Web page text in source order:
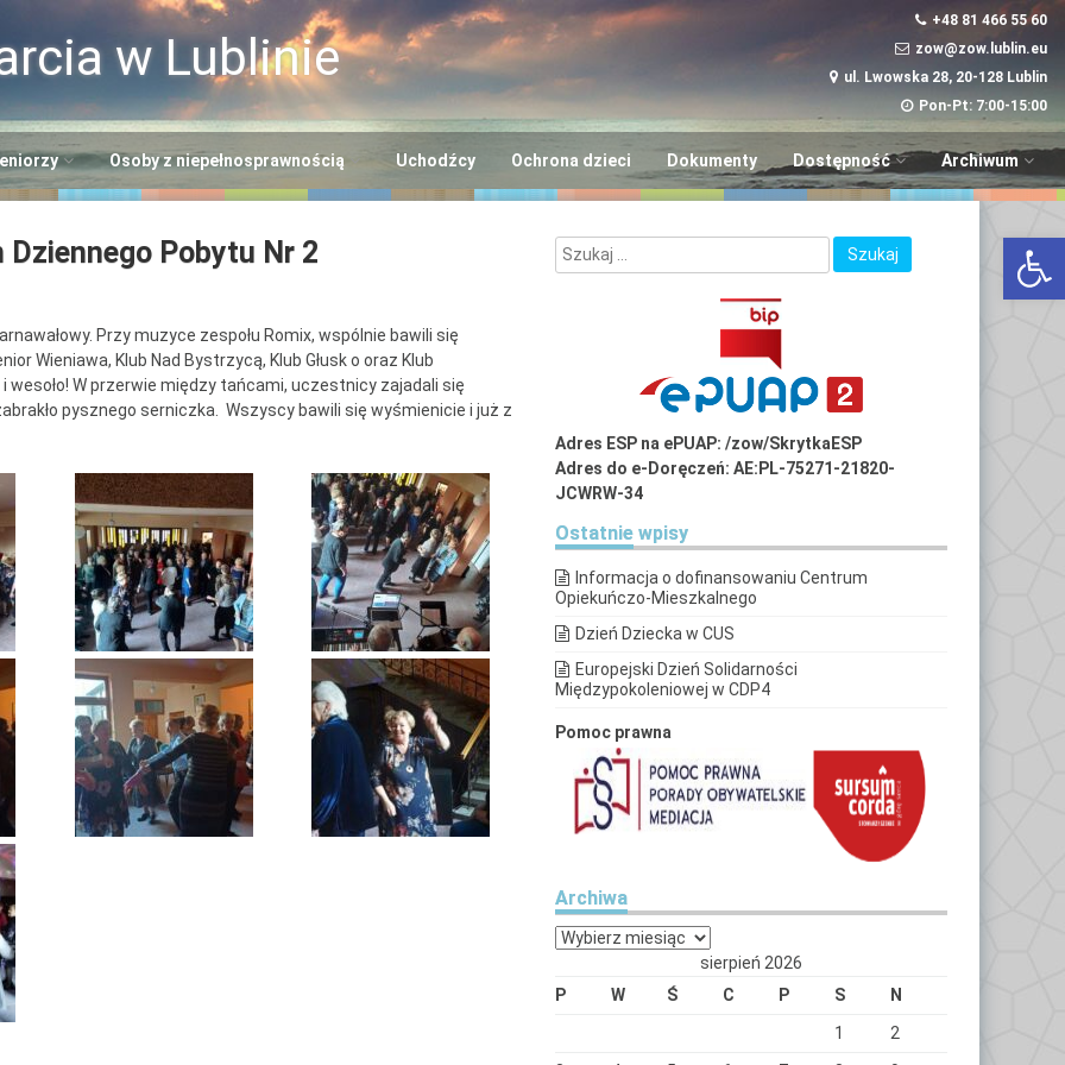
w Lublinie
+48 81 466 55 60
zow@zow.lublin.eu
ul. Lwowska 28, 20-128 Lublin
Pon-Pt: 7:00-15:00
EFS
Dziennego
nr 2
nr 3
Dziennego
nr 4
Senior+
Seniora
Senior+
Seniora Wieniawa i
Seniora Nad
Osoby z niepełnosprawnością
Mieszkalne
Adaptacyjny
Ośrodek Wsparcia dla
Osób z
Uchodźcy Ochrona dzieci Dokumenty Dostępność
dostępności
Archiwum
LUBinclusiON
Dziennego Pobytu Nr 2
Przy muzyce zespołu Romix, wspólnie bawili się
Wieniawa, Klub Nad Bystrzycą, Klub Głusk o oraz Klub
wesoło! W przerwie między tańcami, uczestnicy zajadali się
pysznego serniczka. Wszyscy bawili się wyśmienicie i już z
Adres ESP na ePUAP: /zow/SkrytkaESP
Adres do e-Doręczeń: AE:PL-75271-21820-
JCWRW-34
Ostatnie wpisy
Informacja o dofinansowaniu Centrum
Opiekuńczo-Mieszkalnego
Dzień Dziecka w CUS
Europejski Dzień Solidarności
Międzypokoleniowej w CDP4
Pomoc prawna
Archiwa
Archiwa
sierpień 2026
P
W Ś C P S
N
1
2